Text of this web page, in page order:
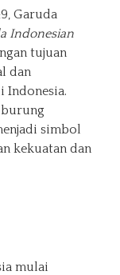
Garuda
Indonesian
tujuan
dan
Indonesia.
burung
simbol
kekuatan dan
mulai